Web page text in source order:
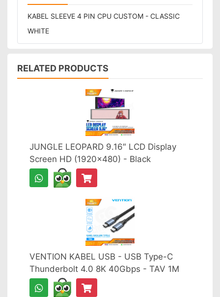
KABEL SLEEVE 4 PIN CPU CUSTOM - CLASSIC
WHITE
RELATED PRODUCTS
JUNGLE LEOPARD 9.16″ LCD Display
Screen HD (1920x480) - Black
VENTION KABEL USB - USB Type-C
Thunderbolt 4.0 8K 40Gbps - TAV 1M